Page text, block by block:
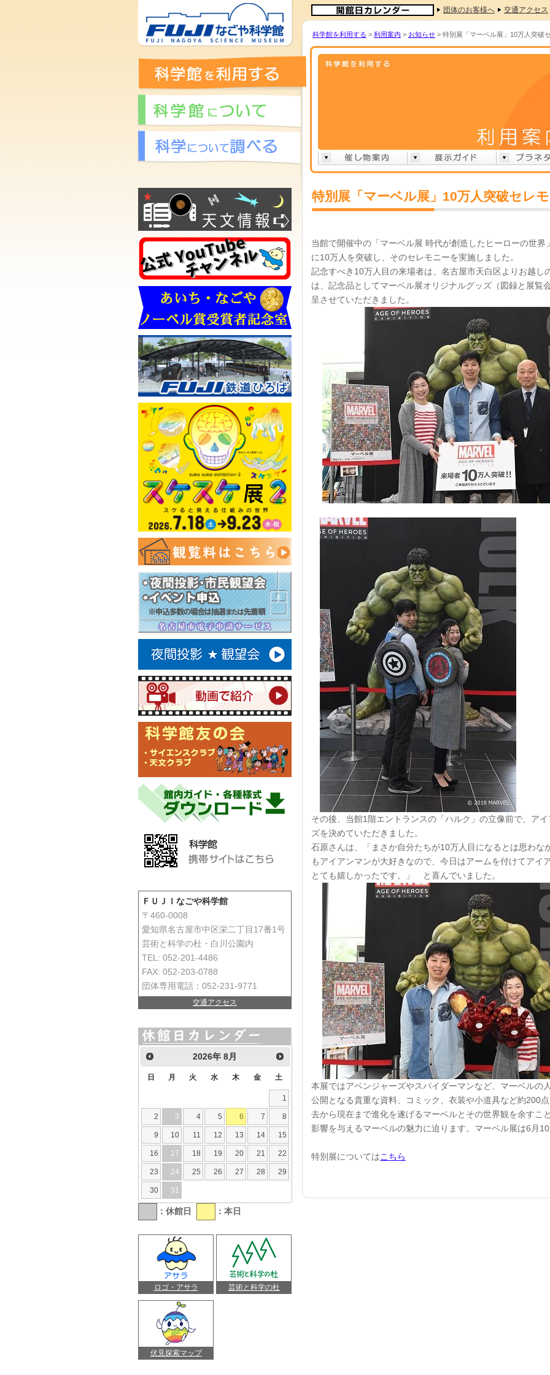
団体のお客様へ 交通アクセス
科学館を利用する > 利用案内 > お知らせ > 特別展「マーベル展」10万人突破
特別展「マーベル展」10万人突破セレ
当館で開催中の「マーベル展 時代が創造したヒーローの世界
に10万人を突破し、そのセレモニーを実施しました。
記念すべき10万人目の来場者は、名古屋市天白区よりお越し
は、記念品としてマーベル展オリジナルグッズ（図録と展覧
呈させていただきました。
その後、当館1階エントランスの「ハルク」の立像前で、ア
ズを決めていただきました。
石原さんは、「まさか自分たちが10万人目になるとは思わな
もアイアンマンが大好きなので、今日はアームを付けてアイ
とても嬉しかったです。」 と喜んでいました。
本展ではアベンジャーズやスパイダーマンなど、マーベルの
公開となる貴重な資料、コミック、衣装や小道具など約200
去から現在まで進化を遂げるマーベルとその世界観を余すこ
影響を与えるマーベルの魅力に迫ります。マーベル展は6月10
特別展については こちら
ＦＵＪＩなごや科学館
〒460-0008
愛知県名古屋市中区栄二丁目17番1号
芸術と科学の杜・白川公園内
TEL: 052-201-4486
FAX: 052-203-0788
団体専用電話：052-231-9771
交通アクセス
2026年8月
日 月 火 水 木 金 土
1
2 3 4 5 6 7 8
9 10 11 12 13 14 15
16 17 18 19 20 21 22
23 24 25 26 27 28 29
30 31
：休館日 ：本日
ロゴ・アサラ 芸術と科学の杜
伏見探索マップ